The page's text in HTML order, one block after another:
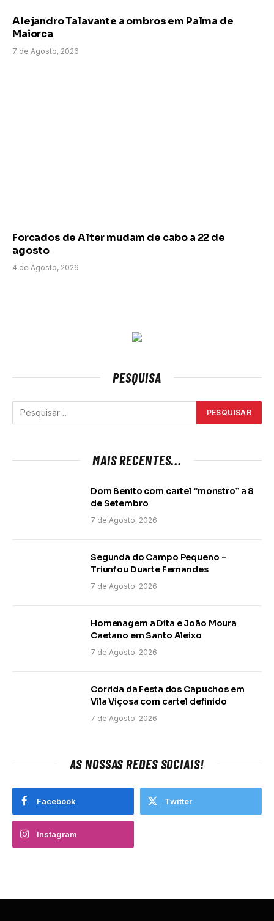
Alejandro Talavante a ombros em Palma de
Maiorca
7 de Agosto, 2026
Forcados de Alter mudam de cabo a 22 de
agosto
4 de Agosto, 2026
PESQUISA
MAIS RECENTES...
Dom Benito com cartel “monstro” a 8
de Setembro
7 de Agosto, 2026
Segunda do Campo Pequeno –
Triunfou Duarte Fernandes
7 de Agosto, 2026
Homenagem a Dita e João Moura
Caetano em Santo Aleixo
7 de Agosto, 2026
Corrida da Festa dos Capuchos em
Vila Viçosa com cartel definido
7 de Agosto, 2026
AS NOSSAS REDES SOCIAIS!
Facebook Twitter
Instagram